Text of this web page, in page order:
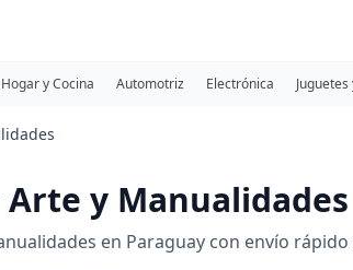
Hogar y Cocina Automotriz Electrónica Juguetes
y
en Paraguay con envío